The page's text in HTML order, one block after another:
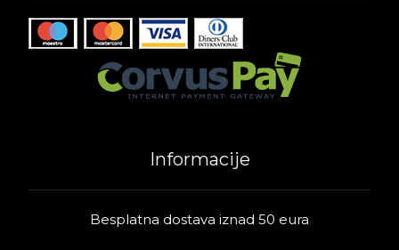
Informacije
Besplatna dostava iznad 50 eura